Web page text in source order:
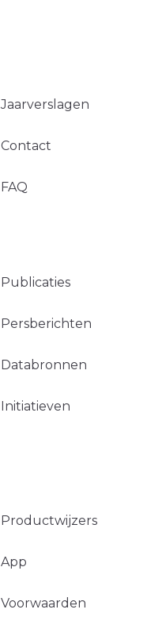
Jaarverslagen
Contact
FAQ
Publicaties
Persberichten
Databronnen
Initiatieven
Productwijzers
App
Voorwaarden